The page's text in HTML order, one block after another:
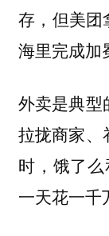
存，但美团
海里完成加
外卖是典型
拉拢商家、
时，饿了
一天花一千